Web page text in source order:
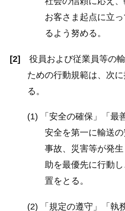
お客さま起点に立
るよう努める。
[2] 役員および従業員等の
ための行動規範は、次
る。
(1) 「安全の確保」「最
安全を第一に輸送の
事故、災害等が発
助を最優先に行動
置をとる。
(2) 「規定の遵守」「執